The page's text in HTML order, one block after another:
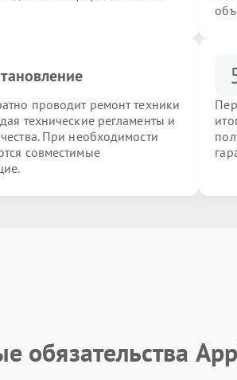
проводит ремонт техники
технические регламенты и
При необходимости
совместимые
обязательства